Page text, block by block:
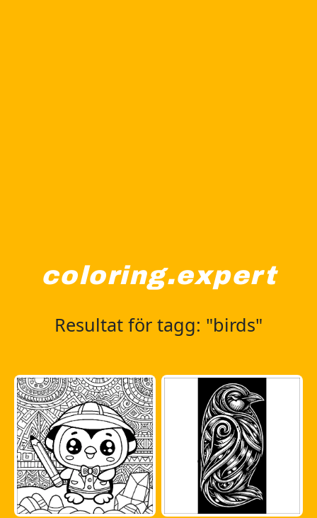
coloring.expert
Resultat för tagg: "birds"